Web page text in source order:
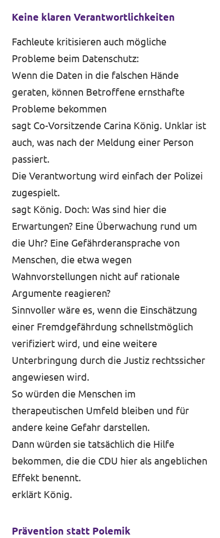
Keine klaren Verantwortlichkeiten
Fachleute kritisieren auch mögliche
Probleme beim Datenschutz:
Wenn die Daten in die falschen Hände
geraten, können Betroffene ernsthafte
Probleme bekommen
sagt Co-Vorsitzende Carina König. Unklar ist
auch, was nach der Meldung einer Person
passiert.
Die Verantwortung wird einfach der Polizei
zugespielt.
sagt König. Doch: Was sind hier die
Erwartungen? Eine Überwachung rund um
die Uhr? Eine Gefährderansprache von
Menschen, die etwa wegen
Wahnvorstellungen nicht auf rationale
Argumente reagieren?
Sinnvoller wäre es, wenn die Einschätzung
einer Fremdgefährdung schnellstmöglich
verifiziert wird, und eine weitere
Unterbringung durch die Justiz rechtssicher
angewiesen wird.
So würden die Menschen im
therapeutischen Umfeld bleiben und für
andere keine Gefahr darstellen.
Dann würden sie tatsächlich die Hilfe
bekommen, die die CDU hier als angeblichen
Effekt benennt.
erklärt König.
Prävention statt Polemik